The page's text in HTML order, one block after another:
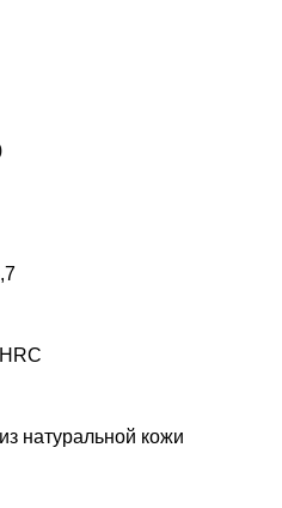
натуральной кожи